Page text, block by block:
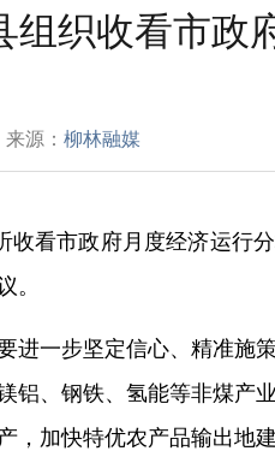
组织收看市政
来源：柳林融媒
收看市政府月度经济运行
。
进一步坚定信心、精准施
铝、钢铁、氢能等非煤产
，加快特优农产品输出地